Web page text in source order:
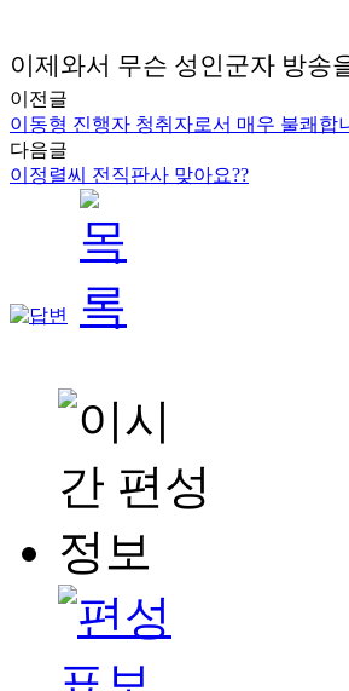
이제와서 무슨 성인군자 방송
이전글
이동형 진행자 청취자로서 매우 불쾌합
다음글
이정렬씨 전직판사 맞아요??